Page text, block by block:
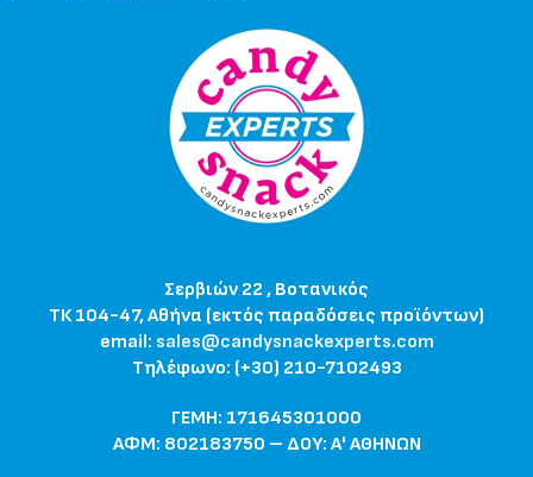
Σερβιών 22 , Βοτανικός
ΤΚ 104-47, Αθήνα (εκτός παραδόσεις προϊόντων)
email: sales@candysnackexperts.com
Τηλέφωνο: (+30) 210-7102493
ΓΕΜΗ: 171645301000
ΑΦΜ: 802183750 – ΔΟΥ: Α' ΑΘΗΝΩΝ